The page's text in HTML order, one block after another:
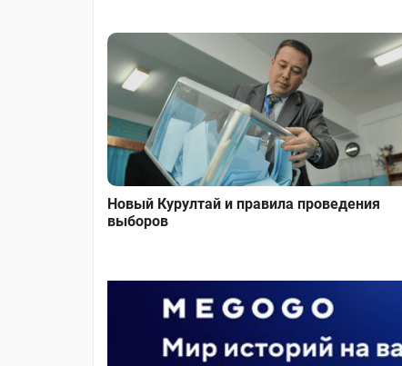
Новый Курултай и правила проведения
выборов